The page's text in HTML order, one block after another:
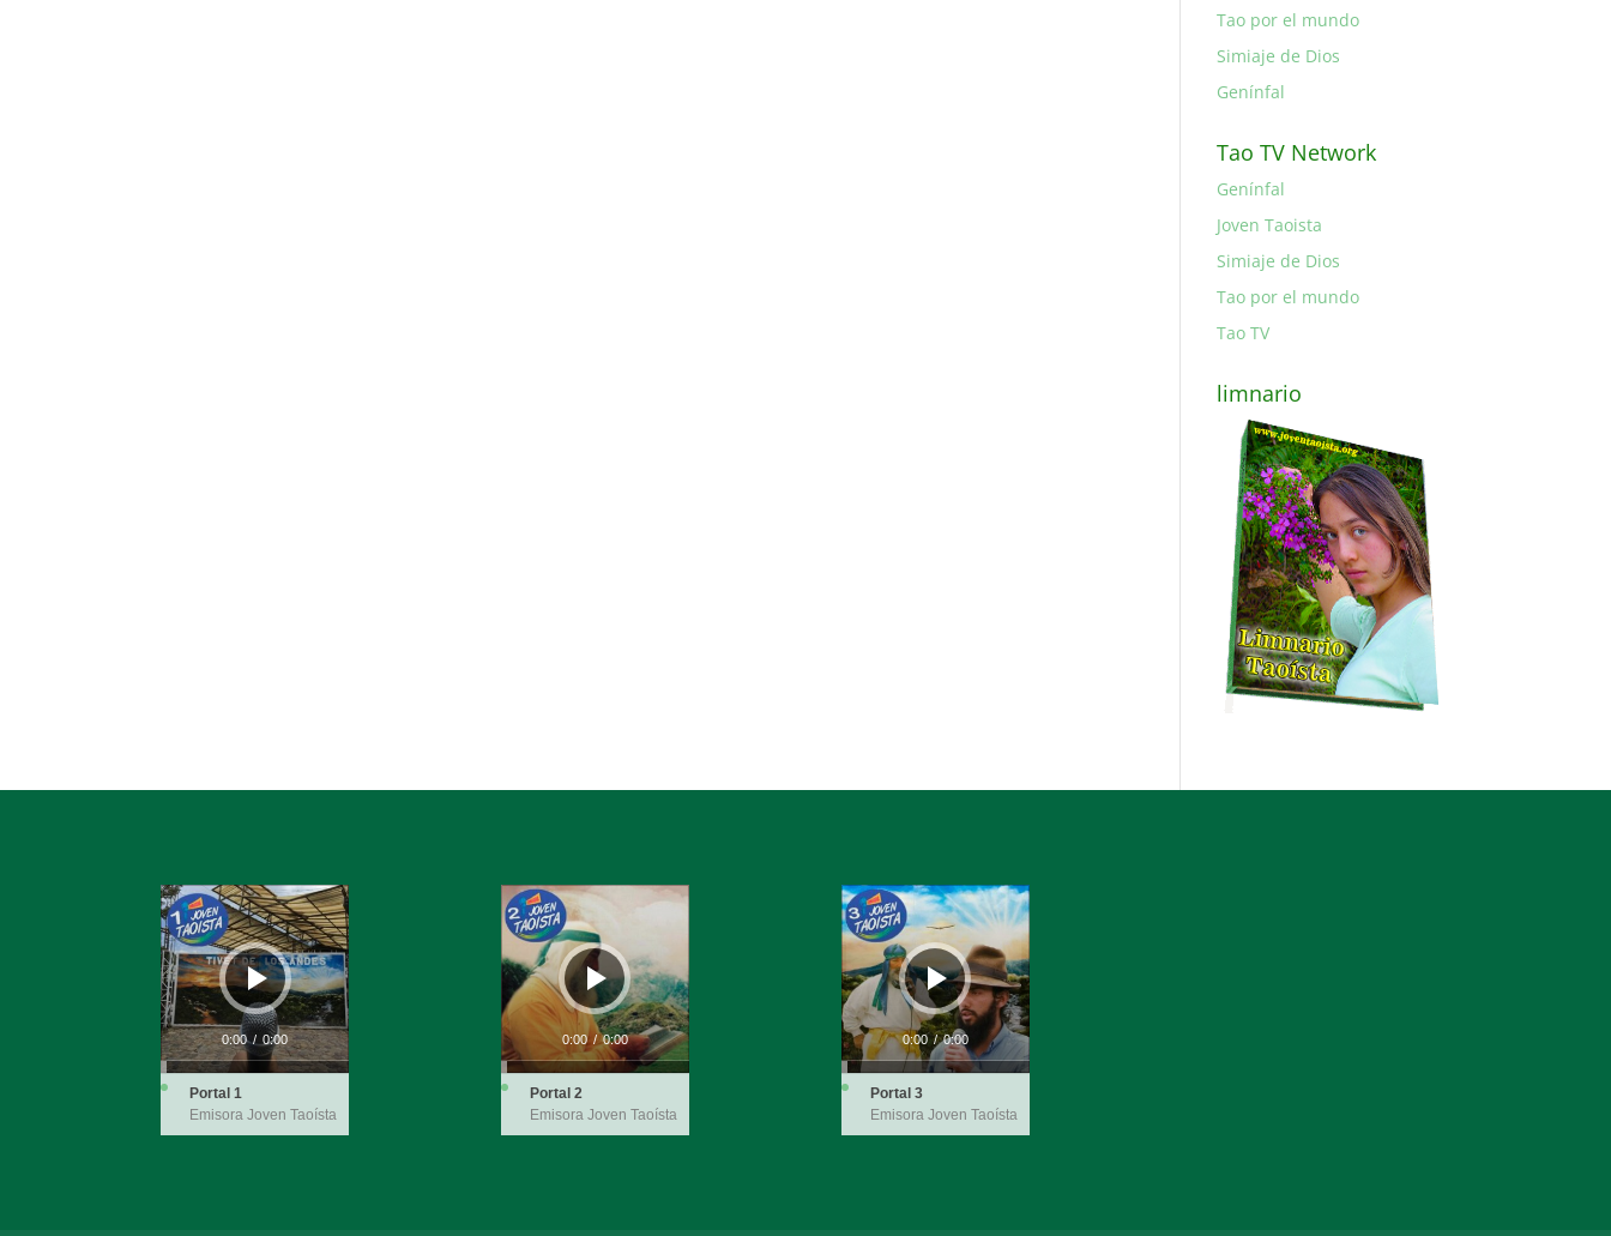
Tao por el mundo
Simiaje de Dios
Genínfal
Tao TV Network
Genínfal
Joven Taoista
Simiaje de Dios
Tao por el mundo
Tao TV
limnario
Reproductor
de
audio
0:00 / 0:00
Portal 1
Emisora Joven Taoísta
Reproductor
de
audio
0:00 / 0:00
Portal 2
Emisora Joven Taoísta
Reproductor
de
audio
0:00 / 0:00
Portal 3
Emisora Joven Taoísta